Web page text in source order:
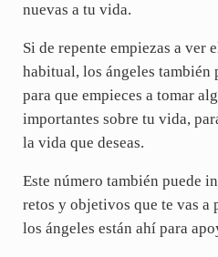
nuevas a tu vida.
Si de repente empiezas a ver
habitual, los ángeles también
para que empieces a tomar
importantes sobre tu vida,
la vida que deseas.
Este número también puede
retos y objetivos que te vas a
los ángeles están ahí para